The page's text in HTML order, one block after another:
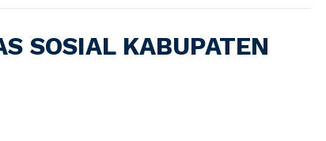
SOSIAL KABUPATEN